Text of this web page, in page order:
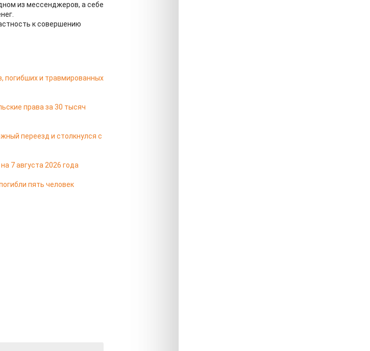
из мессенджеров, а себе
к совершению
погибших и травмированных
права за 30 тысяч
переезд и столкнулся с
7 августа 2026 года
пять человек